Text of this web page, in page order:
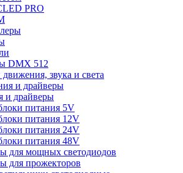
PRO
DMX 512
звука и света
и драйверы
питания 5V
питания 12V
питания 24V
питания 48V
для мощных светодиодов
для прожекторов